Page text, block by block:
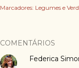
Marcadores: Legumes e
COMENTÁRIOS
Federica